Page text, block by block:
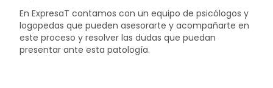
En ExpresaT contamos con un equipo de psicólogos y
logopedas que pueden asesorarte y acompañarte en
este proceso y resolver las dudas que puedan
presentar ante esta patología.